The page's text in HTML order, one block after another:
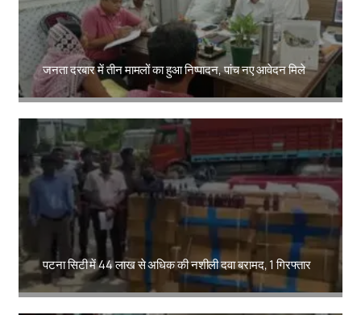
जनता दरबार में तीन मामलों का हुआ निष्पादन, पांच नए आवेदन मिले
Amit Lekh
पटना सिटी में 44 लाख से अधिक की नशीली दवा बरामद, 1 गिरफ्तार
Amit Lekh